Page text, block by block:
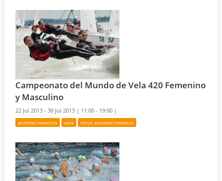
Campeonato del Mundo de Vela 420 Femenino
y Masculino
22 Jul 2013 - 30 Jul 2013 | 11:00 - 19:00 |
acontecimientos vela otros acontecimientos